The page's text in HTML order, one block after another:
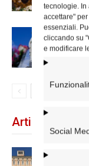
tecnologie. In
accettare"
essenziali.
cliccando su
e modificare
Social
Articoli recenti